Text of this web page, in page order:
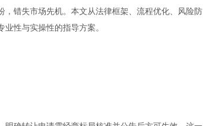
错失市场先机。本文从法律框架、流程优化、风险防
性与实操性的指导方案。